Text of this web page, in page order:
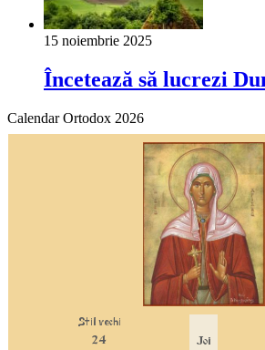
15 noiembrie 2025
Încetează să lucrezi
Calendar Ortodox 2026